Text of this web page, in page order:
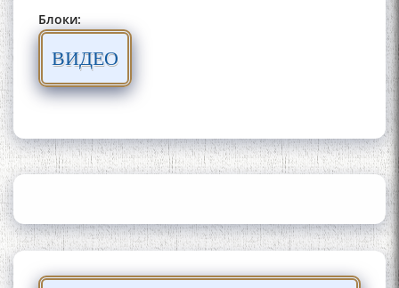
Блоки:
ВИДЕО
ШАРҲИ МУЛОҚОТ БО АҲЛИ
АКАДЕМИЯИ МИЛЛИИ
ИЛМҲОИ ТОҶИКИСТОН
БО 4 000 000 СОМОНӢ